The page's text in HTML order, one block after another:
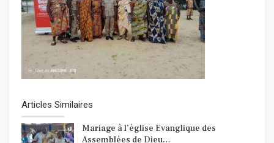
Articles Similaires
Mariage à l’église Evanglique des
Assemblées de Dieu…